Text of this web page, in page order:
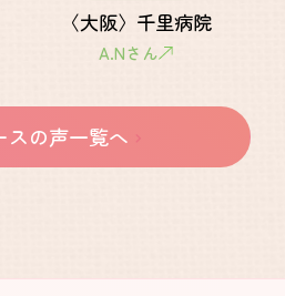
〈大阪〉千里病院
A.Nさん
スの声一覧へ